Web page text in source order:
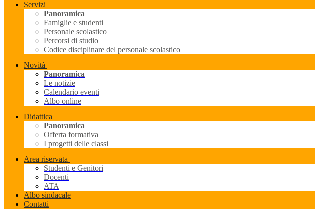
Servizi
Panoramica
Famiglie e studenti
Personale scolastico
Percorsi di studio
Codice disciplinare del personale scolastico
Novità
Panoramica
Le notizie
Calendario eventi
Albo online
Didattica
Panoramica
Offerta formativa
I progetti delle classi
Area riservata
Studenti e Genitori
Docenti
ATA
Albo sindacale
Contatti